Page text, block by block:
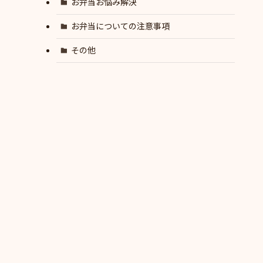
お弁当についての注意事項
その他